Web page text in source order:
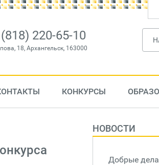
220-65-10
18, Архангельск, 163000
КОНКУРСЫ
НОВОСТИ
Добрые